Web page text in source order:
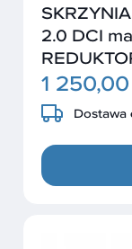
2.0 DCI
1 250,00
Dostawa